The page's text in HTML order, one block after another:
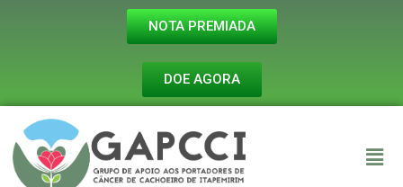
NOTA PREMIADA
DOE AGORA